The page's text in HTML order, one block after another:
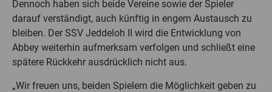
Dennoch haben sich beide Vereine sowie der Spieler
darauf verständigt, auch künftig in engem Austausch zu
bleiben. Der SSV Jeddeloh II wird die Entwicklung von
Abbey weiterhin aufmerksam verfolgen und schließt eine
spätere Rückkehr ausdrücklich nicht aus.
„Wir freuen uns, beiden Spielern die Möglichkeit geben zu